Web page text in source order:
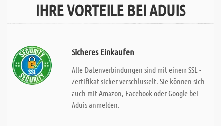
IHRE VORTEILE BEI ADUIS
Sicheres Einkaufen
Alle Datenverbindungen sind mit einem SSL -
Zertifikat sicher verschlusselt. Sie können sich
auch mit Amazon, Facebook oder Google bei
Aduis anmelden.